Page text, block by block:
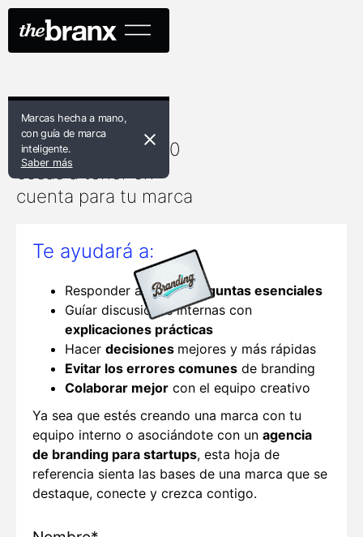
Marcas hecha a mano,
con guía de marca
inteligente.
Saber más
La chuleta que tu
startup necesita: 10
cosas a tener en
cuenta para tu marca
Te ayudará a:
Responder a las10 preguntas esenciales
Guíar discusiones internas con
explicaciones prácticas
Hacer decisiones mejores y más rápidas
Evitar los errores comunes de branding
Colaborar mejor con el equipo creativo
Ya sea que estés creando una marca con tu
equipo interno o asociándote con un agencia
de branding para startups, esta hoja de
referencia sienta las bases de una marca que se
destaque, conecte y crezca contigo.